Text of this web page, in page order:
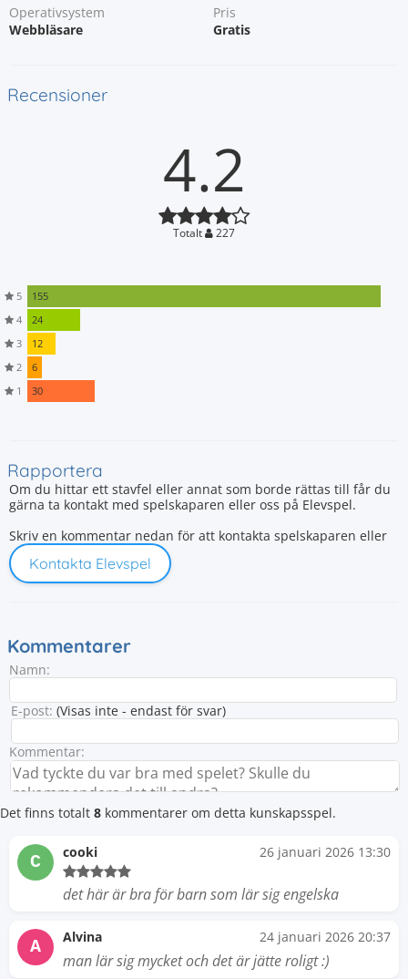
Operativsystem
Webbläsare
Pris
Gratis
Recensioner
4.2
Totalt 227
5
155
4
24
3
12
2
6
1
30
Rapportera
Om du hittar ett stavfel eller annat som borde rättas till får du
gärna ta kontakt med spelskaparen eller oss på Elevspel.
Skriv en kommentar nedan för att kontakta spelskaparen eller
Kontakta Elevspel
Kommentarer
Namn:
E-post: (Visas inte - endast för svar)
Kommentar:
Det finns totalt 8 kommentarer om detta kunskapsspel.
C cooki 26 januari 2026 13:30
det här är bra för barn som lär sig engelska
A Alvina 24 januari 2026 20:37
man lär sig mycket och det är jätte roligt :)